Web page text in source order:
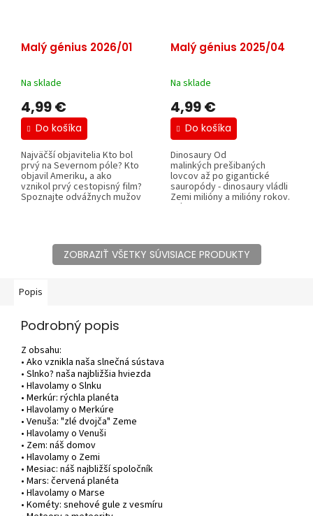
Malý génius 2026/01
Na sklade
4,99 €
Do košíka
Najväčší objavitelia Kto bol
prvý na Severnom póle? Kto
objavil Ameriku, a ako
vznikol prvý cestopisný film?
Spoznajte odvážnych mužov
Malý génius 2025/04
Na sklade
4,99 €
Do košíka
Dinosaury Od
malinkých prešibaných
lovcov až po gigantické
sauropódy - dinosaury vládli
Zemi milióny a milióny rokov.
Vďaka...
ZOBRAZIŤ VŠETKY SÚVISIACE PRODUKTY
Popis
Podrobný popis
Z obsahu:
• Ako vznikla naša slnečná sústava
• Slnko? naša najbližšia hviezda
• Hlavolamy o Slnku
• Merkúr: rýchla planéta
• Hlavolamy o Merkúre
• Venuša: "zlé dvojča" Zeme
• Hlavolamy o Venuši
• Zem: náš domov
• Hlavolamy o Zemi
• Mesiac: náš najbližší spoločník
• Mars: červená planéta
• Hlavolamy o Marse
• Kométy: snehové gule z vesmíru